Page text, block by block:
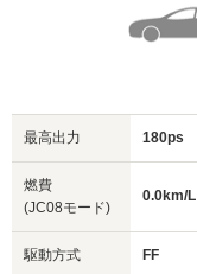
最高出力 180ps
燃費
(JC08モード)
0.0km/L
駆動方式 FF